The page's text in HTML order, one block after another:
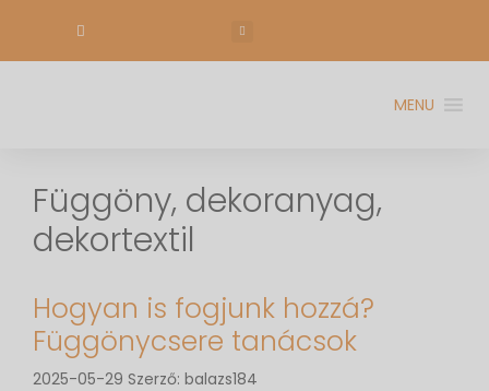
MENU
Függöny, dekoranyag,
dekortextil
Hogyan is fogjunk hozzá?
Függönycsere tanácsok
2025-05-29 Szerző: balazs184